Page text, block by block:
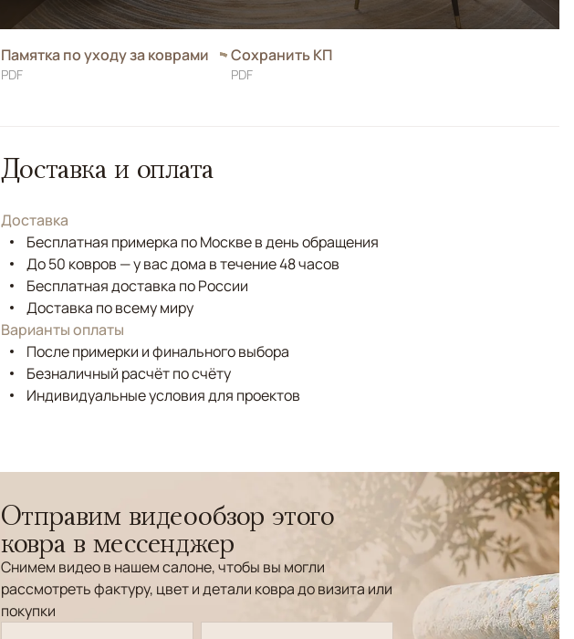
Памятка по уходу за коврами
PDF
Сохранить КП
PDF
Доставка и оплата
Доставка
Бесплатная примерка по Москве в день обращения
До 50 ковров — у вас дома в течение 48 часов
Бесплатная доставка по России
Доставка по всему миру
Варианты оплаты
После примерки и финального выбора
Безналичный расчёт по счёту
Индивидуальные условия для проектов
Отправим видеообзор этого
ковра в мессенджер
Снимем видео в нашем салоне, чтобы вы могли
рассмотреть фактуру, цвет и детали ковра до визита или
покупки